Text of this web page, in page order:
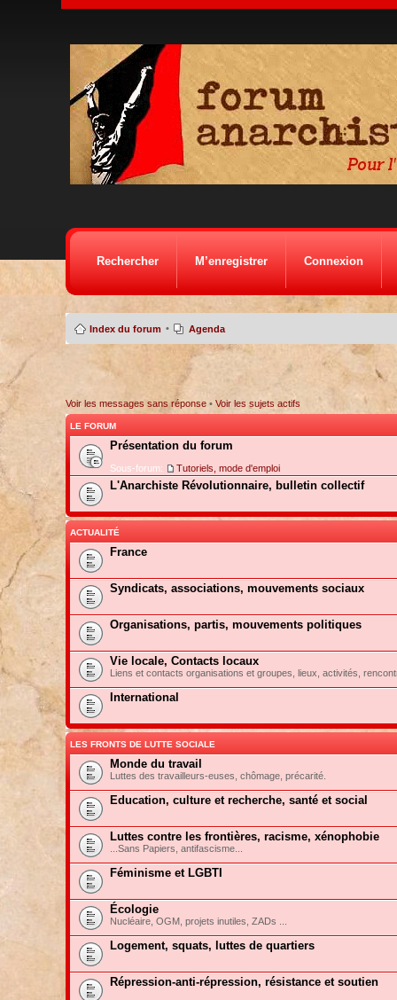
Rechercher M’enregistrer Connexion
Index du forum • Agenda
Voir les messages sans réponse• Voir les sujets actifs
LE FORUM
Présentation du forum
Sous-forum: Tutoriels, mode d'emploi
L'Anarchiste Révolutionnaire, bulletin collectif
ACTUALITÉ
France
Syndicats, associations, mouvements sociaux
Organisations, partis, mouvements politiques
Vie locale, Contacts locaux
Liens et contacts organisations et groupes, lieux, activités,
International
LES FRONTS DE LUTTE SOCIALE
Monde du travail
Luttes des travailleurs-euses, chômage, précarité.
Education, culture et recherche, santé et social
Luttes contre les frontières, racisme, xénophobie
...Sans Papiers, antifascisme...
Féminisme et LGBTI
Écologie
Nucléaire, OGM, projets inutiles, ZADs ...
Logement, squats, luttes de quartiers
Répression-anti-répression, résistance et soutien